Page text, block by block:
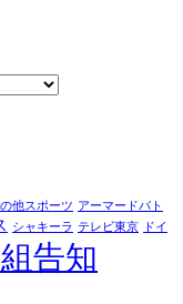
他スポーツ アーマードバト
シャキーラ テレビ東京 ドイ
告知